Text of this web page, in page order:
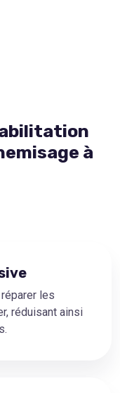
à
les
réduisant ainsi